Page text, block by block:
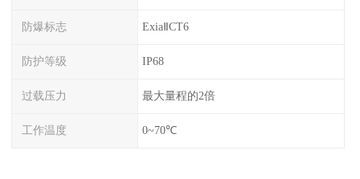
防爆标志 ExiaⅡCT6
防护等级 IP68
过载压力 最大量程的2倍
工作温度 0~70℃